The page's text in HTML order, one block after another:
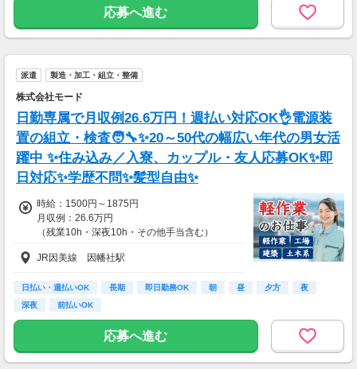
年収510万円／入社3年目・店長代理
年収660万円／入社5年目・エリアマネージャー
※飲食業界の経験者の場合、前職年収を考慮い
【スマホ・PC】から簡単に申込変更ができます
その翌日には振り込まれます♪
応募へ進む
派遣 製造・加工・組立・整備
株式会社モード
日勤専属で月収例26.6万円！週払い対応OK👌電源装
置の組立・検査🧑‍🔧✨20～50代の幅広い年代の男女活
躍中 ✨住み込み／入寮、カップル・友人応募OK✨即
日対応✨学歴不問✨髪型自由✨
時給：1500円～1875円
月収例：26.6万円
（残業10h・深夜10h・その他手当含む）
JR因美線 因幡社駅
日払い・週払いOK 長期 即日勤務OK 朝 昼 夕方
夜
深夜
前払いOK
応募へ進む